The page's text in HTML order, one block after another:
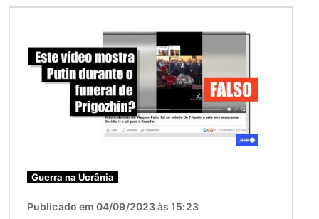
Guerra na Ucrânia
Publicado em 04/09/2023 às 15:23